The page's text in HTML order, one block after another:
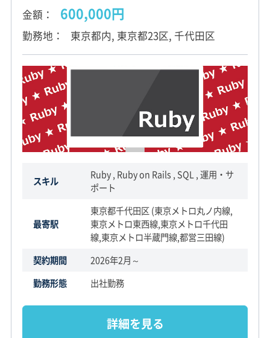
金額 600,000円
勤務地 東京都内, 東京都23区, 千代田区
スキル
Ruby , Ruby on Rails , SQL , 運用・サ
ポート
最寄駅
東京都千代田区 (東京メトロ丸ノ内線,
東京メトロ東西線,東京メトロ千代田
線,東京メトロ半蔵門線,都営三田線)
契約期間
2026年2月～
勤務形態
出社勤務
詳細を見る